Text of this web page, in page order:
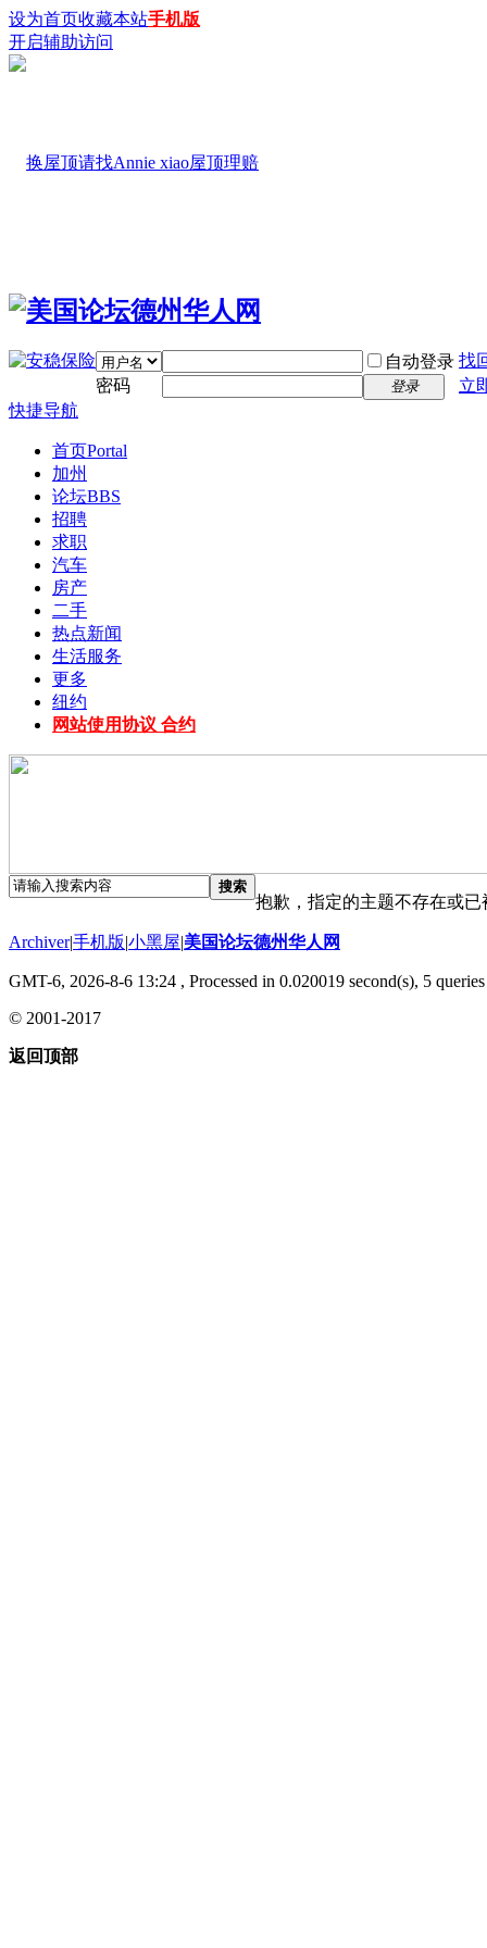
设为首页收藏本站手机版
开启辅助访问
自动登录 找
密码
登录
立
快捷导航
首页Portal
加州
论坛BBS
招聘
求职
汽车
房产
二手
热点新闻
生活服务
更多
纽约
网站使用协议 合约
搜索
抱歉，指定的主题不存在或
Archiver|手机版|小黑屋|美国论坛德州华人网
GMT-6, 2026-8-6 13:24 , Processed in 0.020019 second(s), 5
© 2001-2017
返回顶部